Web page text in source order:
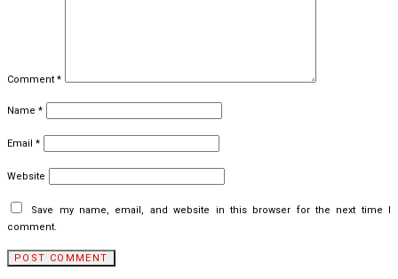
Comment *
Name *
Email *
Website
Save my name, email, and website in this browser for the next time I
comment.